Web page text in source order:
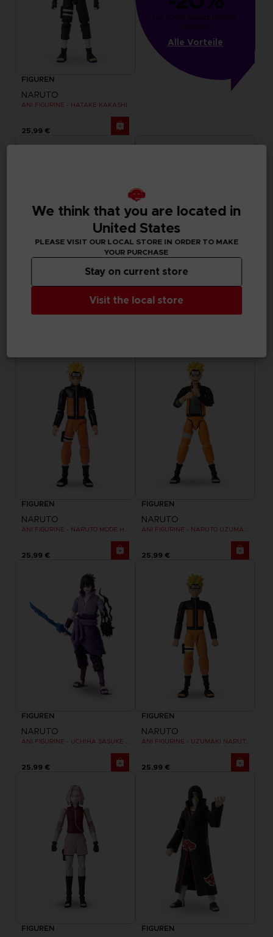
FIGUREN
NARUTO
ANI FIGURINE - HATAKE KAKASHI
25,99 €
von 1000 gesammelten
Punkten
Alle Vorteile
ANI FIGURINE - UCHIHA SASUKE
NARUTO
FIGUREN
NARUTO
25,99 €
FIGUREN
NARUTO
25,99 €
FIGUREN
NARUTO
25,99 €
FIGUREN
NARUTO
25,99 €
FIGUREN FIGUREN
We think that you are located in
United States
PLEASE VISIT OUR LOCAL STORE IN ORDER TO MAKE
YOUR PURCHASE
Visit the local store
Stay on current store